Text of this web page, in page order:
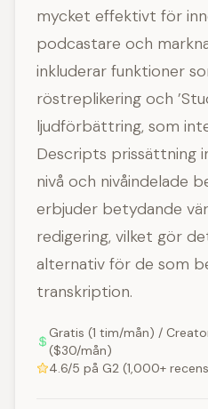
mycket effektivt för
podcastare och
inkluderar funktioner
röstreplikering och
ljudförbättring, som
Descripts prissättning
nivå och nivåindelade
erbjuder betydande
redigering, vilket gör
alternativ för de som
transkription.
Gratis (1 tim/mån) /
($30/mån)
4.6/5 på G2 (1,000+